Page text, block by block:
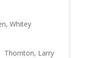
Larry